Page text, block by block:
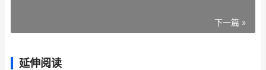
下一篇 »
延伸阅读